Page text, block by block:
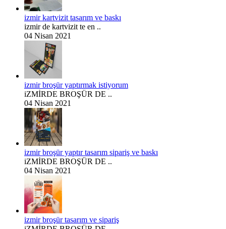
izmir kartvizit tasarım ve baskı
izmir de kartvizit te en ..
04 Nisan 2021
izmir broşür yaptırmak istiyorum
iZMİRDE BROŞÜR DE ..
04 Nisan 2021
izmir broşür yaptır tasarım sipariş ve baskı
iZMİRDE BROŞÜR DE ..
04 Nisan 2021
izmir broşür tasarım ve sipariş